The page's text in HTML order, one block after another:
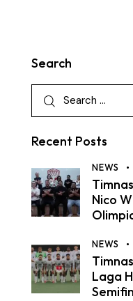
Search
Recent Posts
NEWS
Nico
NEWS
Laga